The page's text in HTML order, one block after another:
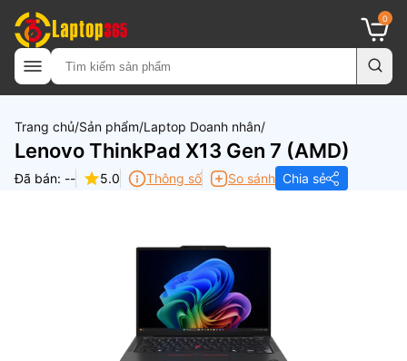
0
Trang chủ Sản phẩm Laptop Doanh nhân
Lenovo ThinkPad X13 Gen 7 (AMD)
Đã bán: -- 5.0 Thông số So sánh Chia sẻ